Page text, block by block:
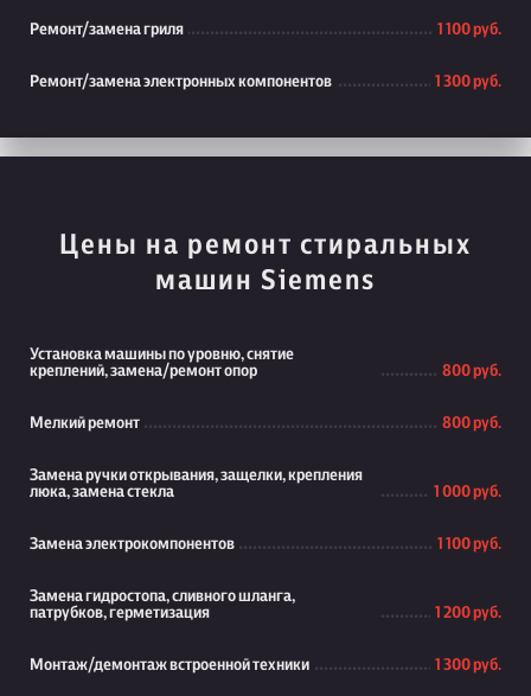
Ремонт/замена гриля 1 100 руб.
Ремонт/замена электронных компонентов 1 300 руб.
Цены на ремонт стиральных
машин Siemens
Установка машины по уровню, снятие
креплений, замена/ремонт опор
800 руб.
Мелкий ремонт 800 руб.
Замена ручки открывания, защелки, крепления
люка, замена стекла
1 000 руб.
Замена электрокомпонентов 1 100 руб.
Замена гидростопа, сливного шланга,
патрубков, герметизация
1 200 руб.
Монтаж/демонтаж встроенной техники 1 300 руб.